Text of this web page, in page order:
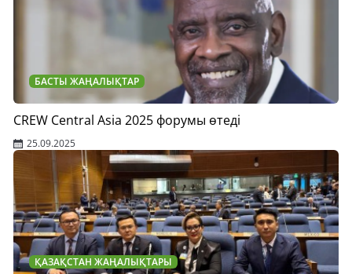
БАСТЫ ЖАҢАЛЫҚТАР
CREW Central Asia 2025 форумы өтеді
25.09.2025
ҚАЗАҚСТАН ЖАҢАЛЫҚТАРЫ